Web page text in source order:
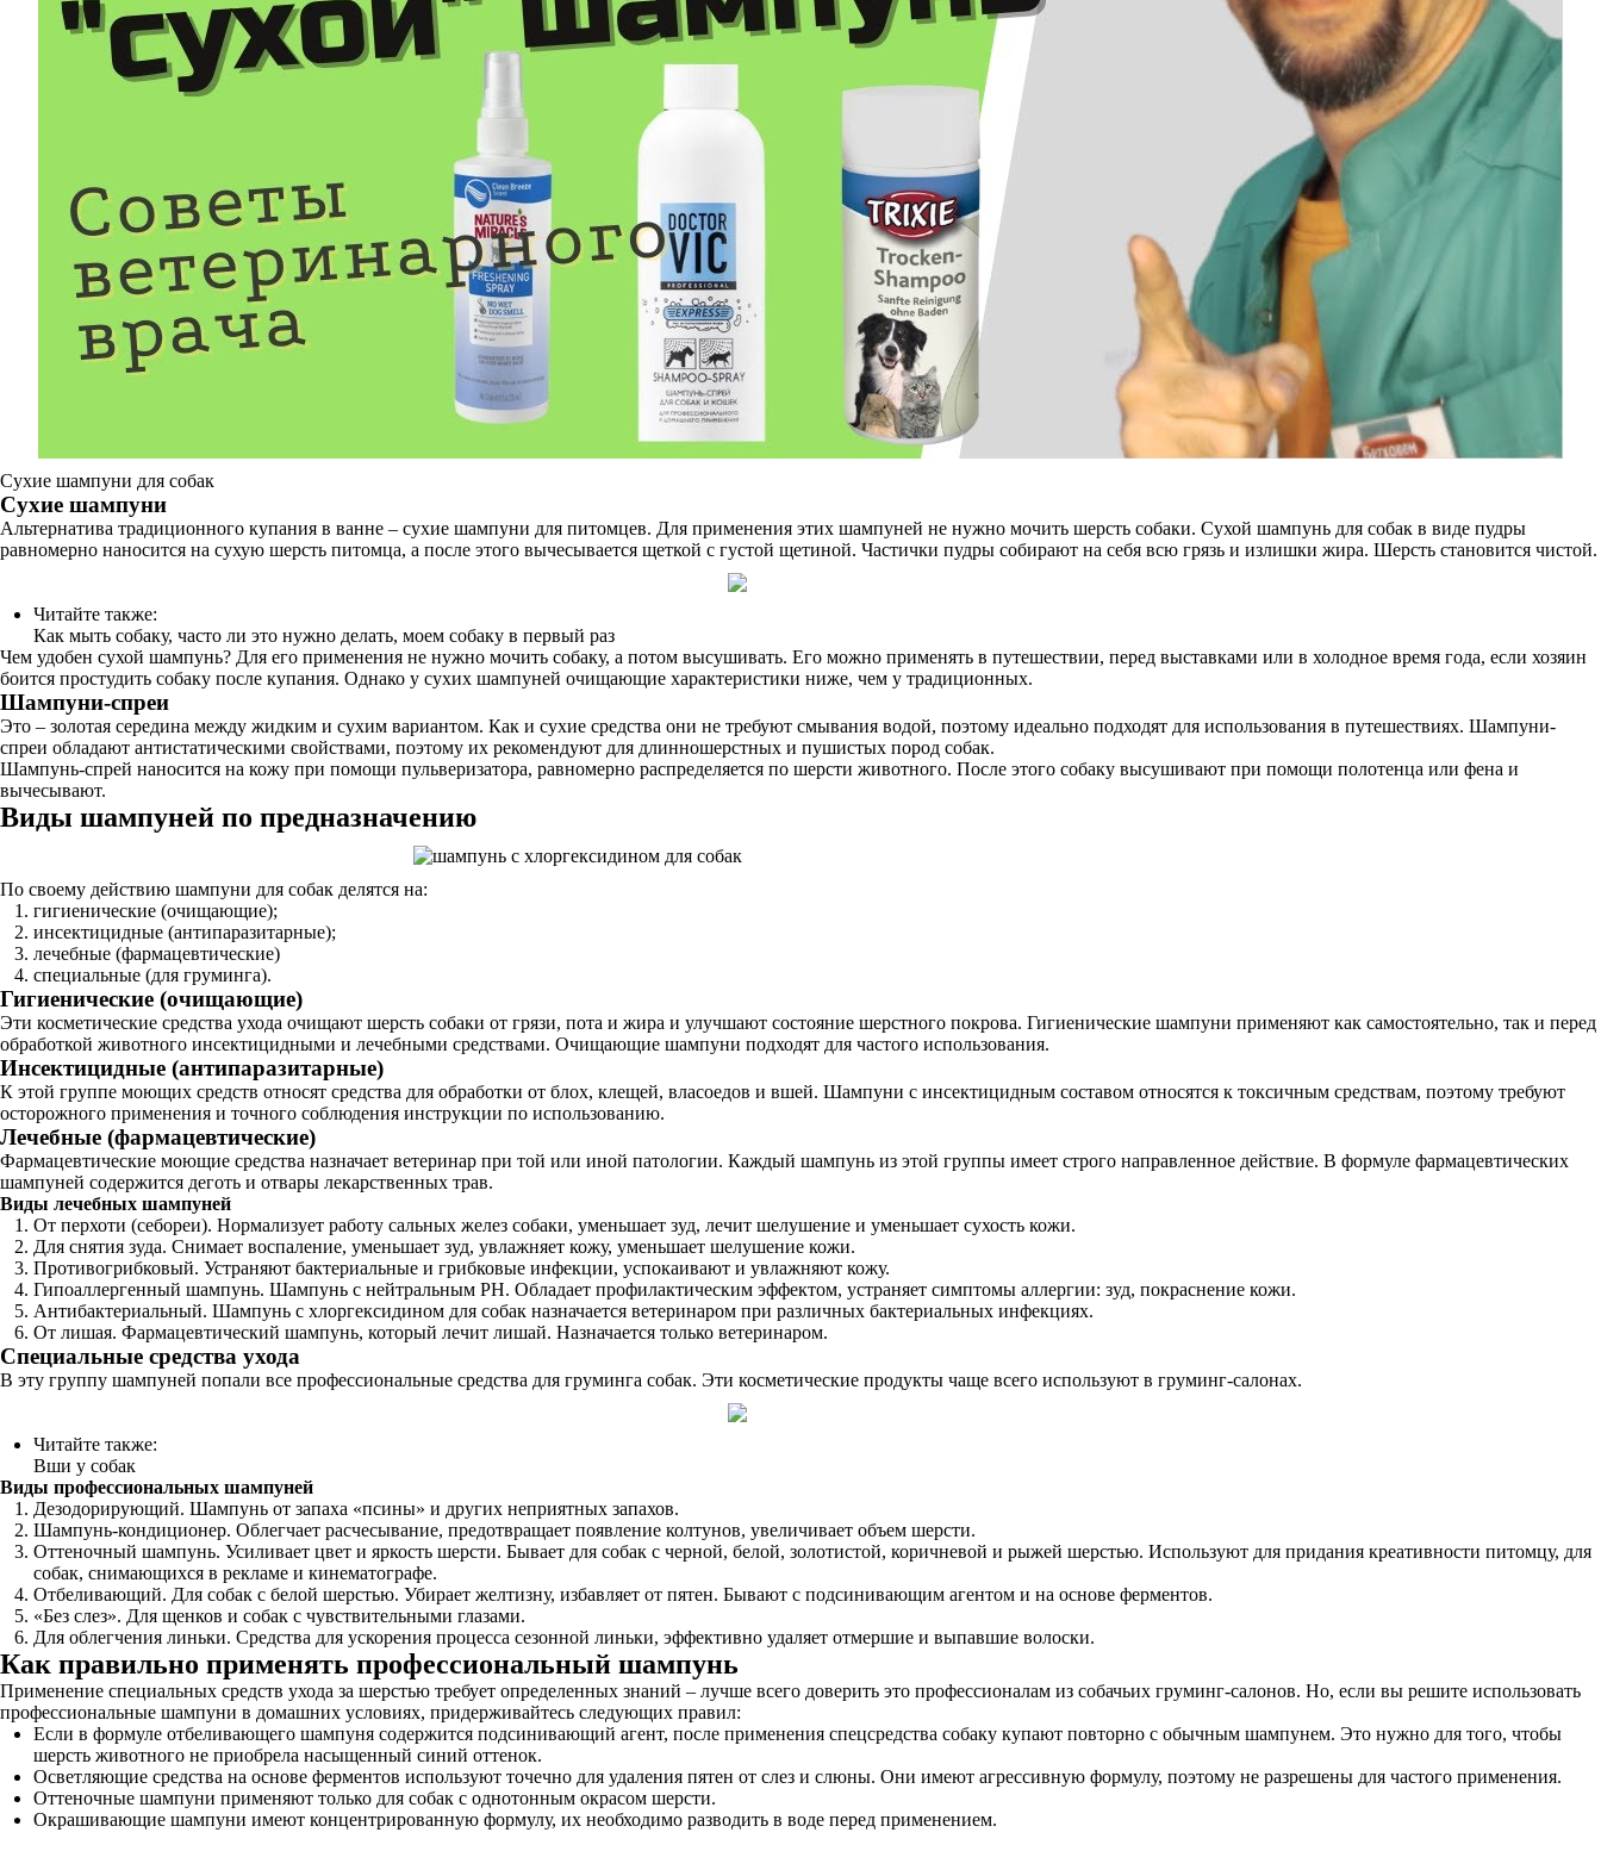
Сухие шампуни для собак
Сухие шампуни
Альтернатива традиционного купания в ванне – сухие шампуни для питомцев. Для применения этих шампуней не нужно мочить шерсть собаки. Сухой шампунь для собак в виде пудры
равномерно наносится на сухую шерсть питомца, а после этого вычесывается щеткой с густой щетиной. Частички пудры собирают на себя всю грязь и излишки жира. Шерсть становится чистой.
Читайте также:
Как мыть собаку, часто ли это нужно делать, моем собаку в первый раз
Чем удобен сухой шампунь? Для его применения не нужно мочить собаку, а потом высушивать. Его можно применять в путешествии, перед выставками или в холодное время года, если хозяин
боится простудить собаку после купания. Однако у сухих шампуней очищающие характеристики ниже, чем у традиционных.
Шампуни-спреи
Это – золотая середина между жидким и сухим вариантом. Как и сухие средства они не требуют смывания водой, поэтому идеально подходят для использования в путешествиях. Шампуни-
спреи обладают антистатическими свойствами, поэтому их рекомендуют для длинношерстных и пушистых пород собак.
Шампунь-спрей наносится на кожу при помощи пульверизатора, равномерно распределяется по шерсти животного. После этого собаку высушивают при помощи полотенца или фена и
вычесывают.
Виды шампуней по предназначению
По своему действию шампуни для собак делятся на:
гигиенические (очищающие);
инсектицидные (антипаразитарные);
лечебные (фармацевтические)
специальные (для груминга).
Гигиенические (очищающие)
Эти косметические средства ухода очищают шерсть собаки от грязи, пота и жира и улучшают состояние шерстного покрова. Гигиенические шампуни применяют как самостоятельно, так и перед
обработкой животного инсектицидными и лечебными средствами. Очищающие шампуни подходят для частого использования.
Инсектицидные (антипаразитарные)
К этой группе моющих средств относят средства для обработки от блох, клещей, власоедов и вшей. Шампуни с инсектицидным составом относятся к токсичным средствам, поэтому требуют
осторожного применения и точного соблюдения инструкции по использованию.
Лечебные (фармацевтические)
Фармацевтические моющие средства назначает ветеринар при той или иной патологии. Каждый шампунь из этой группы имеет строго направленное действие. В формуле фармацевтических
шампуней содержится деготь и отвары лекарственных трав.
Виды лечебных шампуней
От перхоти (себореи). Нормализует работу сальных желез собаки, уменьшает зуд, лечит шелушение и уменьшает сухость кожи.
Для снятия зуда. Снимает воспаление, уменьшает зуд, увлажняет кожу, уменьшает шелушение кожи.
Противогрибковый. Устраняют бактериальные и грибковые инфекции, успокаивают и увлажняют кожу.
Гипоаллергенный шампунь. Шампунь с нейтральным PH. Обладает профилактическим эффектом, устраняет симптомы аллергии: зуд, покраснение кожи.
Антибактериальный. Шампунь с хлоргексидином для собак назначается ветеринаром при различных бактериальных инфекциях.
От лишая. Фармацевтический шампунь, который лечит лишай. Назначается только ветеринаром.
Специальные средства ухода
В эту группу шампуней попали все профессиональные средства для груминга собак. Эти косметические продукты чаще всего используют в груминг-салонах.
Читайте также:
Вши у собак
Виды профессиональных шампуней
Дезодорирующий. Шампунь от запаха «псины» и других неприятных запахов.
Шампунь-кондиционер. Облегчает расчесывание, предотвращает появление колтунов, увеличивает объем шерсти.
Оттеночный шампунь. Усиливает цвет и яркость шерсти. Бывает для собак с черной, белой, золотистой, коричневой и рыжей шерстью. Используют для придания креативности питомцу, для
собак, снимающихся в рекламе и кинематографе.
Отбеливающий. Для собак с белой шерстью. Убирает желтизну, избавляет от пятен. Бывают с подсинивающим агентом и на основе ферментов.
«Без слез». Для щенков и собак с чувствительными глазами.
Для облегчения линьки. Средства для ускорения процесса сезонной линьки, эффективно удаляет отмершие и выпавшие волоски.
Как правильно применять профессиональный шампунь
Применение специальных средств ухода за шерстью требует определенных знаний – лучше всего доверить это профессионалам из собачьих груминг-салонов. Но, если вы решите использовать
профессиональные шампуни в домашних условиях, придерживайтесь следующих правил:
Если в формуле отбеливающего шампуня содержится подсинивающий агент, после применения спецсредства собаку купают повторно с обычным шампунем. Это нужно для того, чтобы
шерсть животного не приобрела насыщенный синий оттенок.
Осветляющие средства на основе ферментов используют точечно для удаления пятен от слез и слюны. Они имеют агрессивную формулу, поэтому не разрешены для частого применения.
Оттеночные шампуни применяют только для собак с однотонным окрасом шерсти.
Окрашивающие шампуни имеют концентрированную формулу, их необходимо разводить в воде перед применением.